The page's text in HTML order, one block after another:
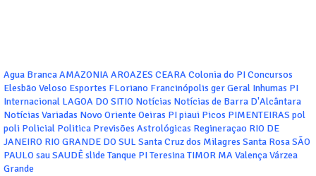
Agua BrancaAMAZONIAAROAZES CEARAColonia do PIConcursos
Elesbão Veloso Esportes FLoriano Francinópolis gerGeral Inhumas PI
Internacional LAGOA DO SITIO Notícias Notícias de Barra D'Alcântara
Notícias Variadas Novo Oriente Oeiras PIpiaui Picos PIMENTEIRAS pol
poli Policial Politica Previsões Astrológicas Regineraçao RIO DE
JANEIRO RIO GRANDE DO SUL Santa Cruz dos Milagres Santa RosaSÃO
PAULOsauSAUDÊslide Tanque PITeresinaTIMOR MAValençaVárzea
Grande